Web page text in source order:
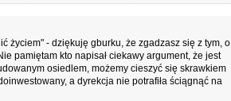
życiem" - dziękuję gburku, że zgadzasz się z tym, o
pamiętam kto napisał ciekawy argument, że jest
osiedlem, możemy cieszyć się skrawkiem
a dyrekcja nie potrafiła ściągnąć na